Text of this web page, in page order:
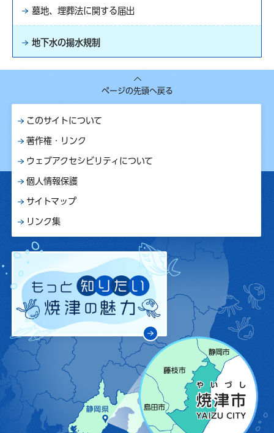
墓地、埋葬法に関する届出
地下水の揚水規制
ページの先頭へ戻る
このサイトについて
著作権・リンク
ウェブアクセシビリティについて
個人情報保護
サイトマップ
リンク集